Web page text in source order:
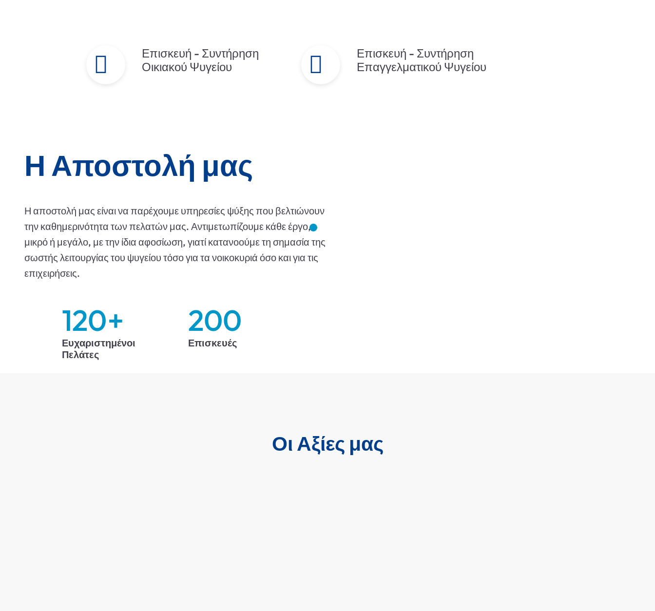
Επισκευή - Συντήρηση
Οικιακού Ψυγείου
Επισκευή - Συντήρηση
Επαγγελματικού Ψυγείου
Η Αποστολή μας
Η αποστολή μας είναι να παρέχουμε υπηρεσίες ψύξης που βελτιώνουν
την καθημερινότητα των πελατών μας. Αντιμετωπίζουμε κάθε έργο,
μικρό ή μεγάλο, με την ίδια αφοσίωση, γιατί κατανοούμε τη σημασία της
σωστής λειτουργίας του ψυγείου τόσο για τα νοικοκυριά όσο και για τις
επιχειρήσεις.
120+
Ευχαριστημένοι
Πελάτες
200
Επισκευές
Οι Αξίες μας